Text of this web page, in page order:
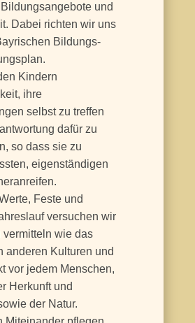
und
Dabei richten wir uns
Bildungs-
Kindern
ihre
selbst zu treffen
dafür zu
so dass sie zu
eigenständigen
Feste und
versuchen wir
vermitteln wie das
anderen Kulturen und
vor jedem Menschen,
Herkunft und
der Natur.